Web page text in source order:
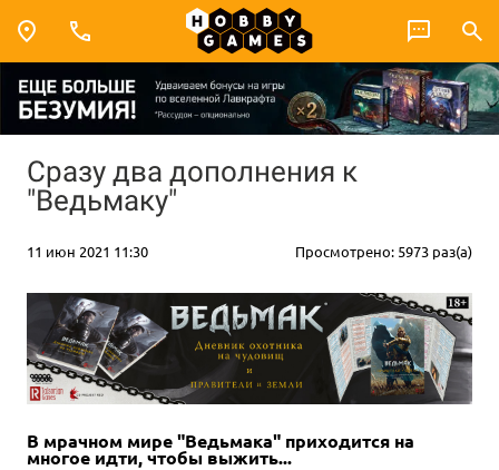
Сразу два дополнения к
"Ведьмаку"
11 июн 2021 11:30 Просмотрено: 5973 раз(а)
В мрачном мире "Ведьмака" приходится на
многое идти, чтобы выжить...